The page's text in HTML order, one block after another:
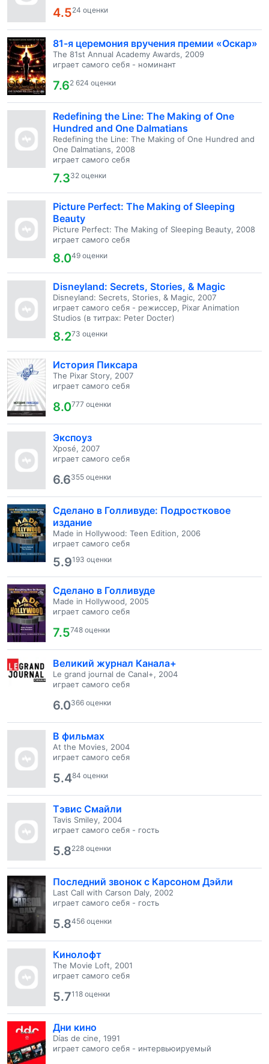
4.524 оценки
81-я церемония вручения премии «Оскар»
The 81st Annual Academy Awards, 2009
играет самого себя - номинант
7.62 624 оценки
Redefining the Line: The Making of One
Hundred and One Dalmatians
Redefining the Line: The Making of One Hundred and
One Dalmatians, 2008
играет самого себя
7.332 оценки
Picture Perfect: The Making of Sleeping
Beauty
Picture Perfect: The Making of Sleeping Beauty, 2008
играет самого себя
8.049 оценки
Disneyland: Secrets, Stories, & Magic
Disneyland: Secrets, Stories, & Magic, 2007
играет самого себя - режиссер, Pixar Animation
Studios (в титрах: Peter Docter)
8.273 оценки
История Пиксара
The Pixar Story, 2007
играет самого себя
8.0777 оценки
Экспоуз
Xposé, 2007
играет самого себя
6.6355 оценки
Сделано в Голливуде: Подростковое
издание
Made in Hollywood: Teen Edition, 2006
играет самого себя
5.9193 оценки
Сделано в Голливуде
Made in Hollywood, 2005
играет самого себя
7.5748 оценки
Великий журнал Канала+
Le grand journal de Canal+, 2004
играет самого себя
6.0366 оценки
В фильмах
At the Movies, 2004
играет самого себя
5.484 оценки
Тэвис Смайли
Tavis Smiley, 2004
играет самого себя - гость
5.8228 оценки
Последний звонок с Карсоном Дэйли
Last Call with Carson Daly, 2002
играет самого себя - гость
5.8456 оценки
Кинолофт
The Movie Loft, 2001
играет самого себя
5.7118 оценки
Дни кино
Días de cine, 1991
играет самого себя - интервьюируемый